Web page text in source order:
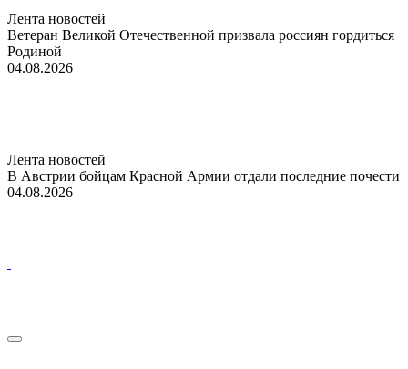
Лента новостей
Ветеран Великой Отечественной призвала россиян гордиться
Родиной
04.08.2026
Лента новостей
В Австрии бойцам Красной Армии отдали последние почести
04.08.2026